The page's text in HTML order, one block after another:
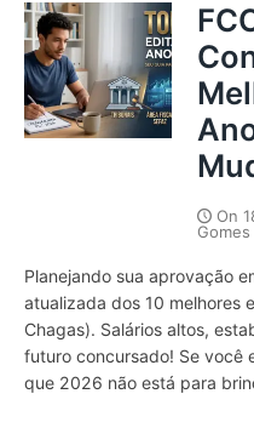
On
Gomes
Planejando sua aprovação
atualizada dos 10 melhores
Chagas). Salários altos,
futuro concursado! Se você
que 2026 não está para